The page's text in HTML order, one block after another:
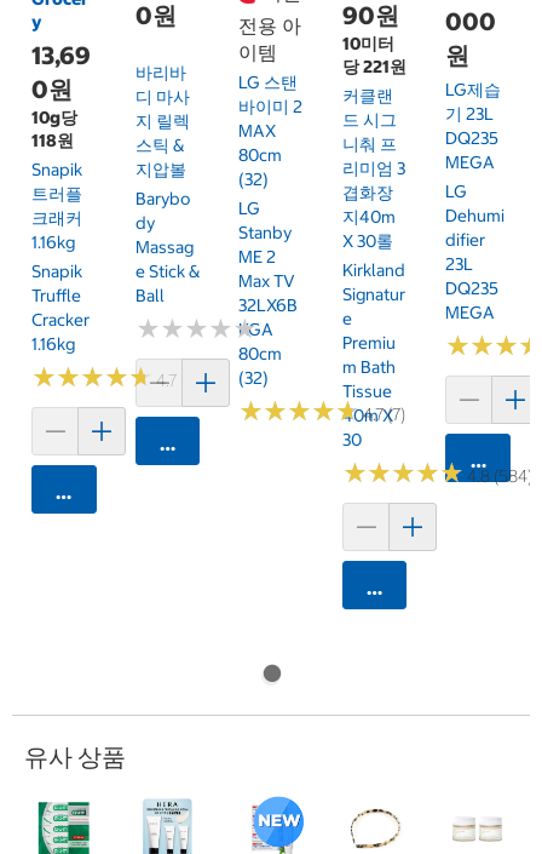
y
13,69
0원
10g당
118원
Snapik
트러플
크래커
1.16kg
Snapik
Truffle
Cracker
1.16kg
★★★★★
★★★★★4.7 (159)
카트에 담기
0원
바리바
디 마사
지 릴렉
스틱 &
지압볼
Barybo
Dy
Massag
E Stick &
Ball
★★★★★
★★★★★
카트에 담기
전용 아
이템
LG 스탠
바이미 2
MAX
80cm
(32)
LG
Stanby
ME 2
Max TV
32LX6B
KGA
80cm
(32)
★★★★★
★★★★★4.7 (7)
90원
10미터
당 221원
커클랜
드 시그
니춰 프
리미엄 3
겹화장
지40m
X 30롤
Kirkland
Signatur
E
Premiu
M Bath
Tissue
40m X
30
★★★★★
★★★★★ 4.8 (584)
카트에 담기
000
원
LG제습
기 23L
DQ235
MEGA
LG
Dehumi
Difier
23L
DQ235
MEGA
★★★
★★★
카트에
유사 상품